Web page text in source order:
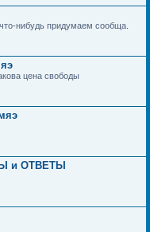
нибудь придумаем сообща.
цена свободы
и ОТВЕТЫ